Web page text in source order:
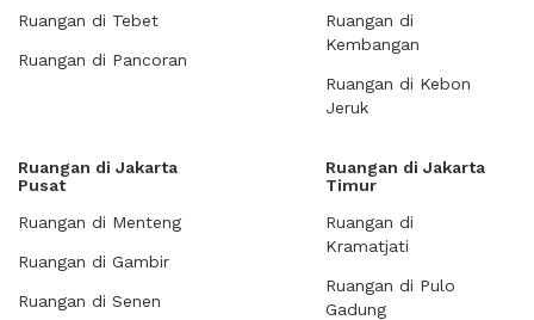
Ruangan di Tebet
Ruangan di Pancoran
Ruangan di
Kembangan
Ruangan di Kebon
Jeruk
Ruangan di Jakarta
Pusat
Ruangan di Menteng
Ruangan di Gambir
Ruangan di Senen
Ruangan di Jakarta
Timur
Ruangan di
Kramatjati
Ruangan di Pulo
Gadung